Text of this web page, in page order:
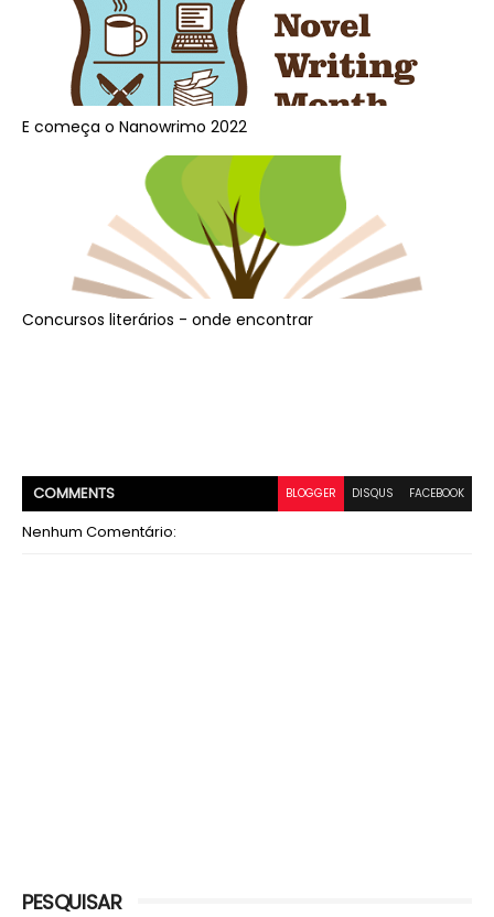
E começa o Nanowrimo 2022
Concursos literários - onde encontrar
COMMENTS BLOGGER DISQUS FACEBOOK
Nenhum Comentário:
PESQUISAR